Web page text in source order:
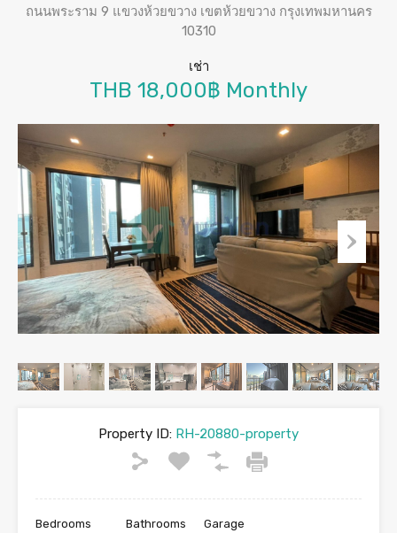
ถนนพระราม 9 แขวงห้วยขวาง เขตห้วยขวาง กรุงเทพมหานคร
10310
เช่า
THB 18,000฿ Monthly
Property ID: RH-20880-property
Bedrooms Bathrooms Garage